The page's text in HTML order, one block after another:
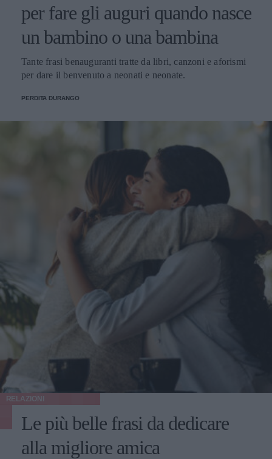
per fare gli auguri quando nasce
un bambino o una bambina
Tante frasi benauguranti tratte da libri, canzoni e aforismi
per dare il benvenuto a neonati e neonate.
PERDITA DURANGO
RELAZIONI
Le più belle frasi da dedicare
alla migliore amica